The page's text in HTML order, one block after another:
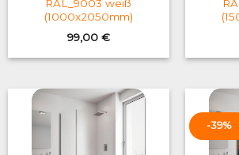
RAL_9003 weiß
(1000x2050mm)
99,00 €
-39%